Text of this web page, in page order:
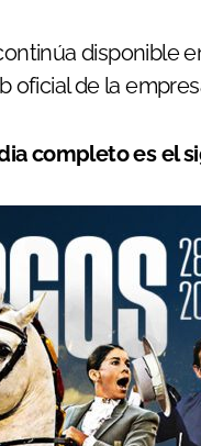
disponible
oficial de la
completo es el